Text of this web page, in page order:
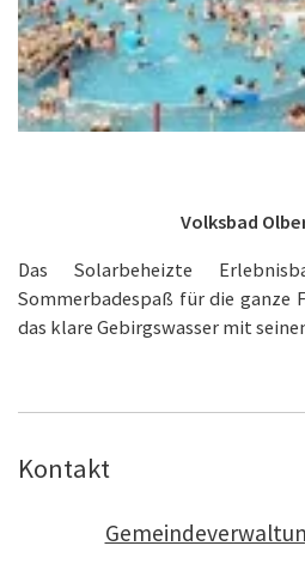
Volksbad
Das Solarbeheizte
Sommerbadespaß für die ganze
das klare Gebirgswasser mit seinen
Kontakt